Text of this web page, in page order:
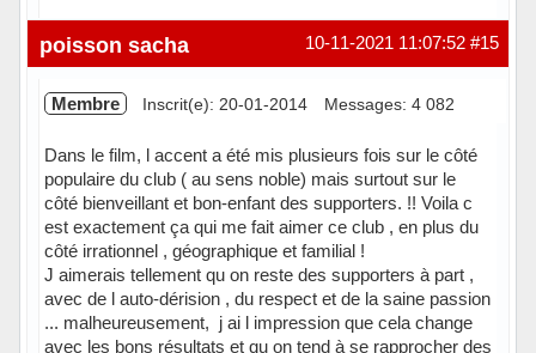
Hors ligne #15
10-11-2021 11:07:52
poisson sacha
Membre Inscrit(e): 20-01-2014 Messages: 4 082
Dans le film, l accent a été mis plusieurs fois sur le côté
populaire du club ( au sens noble) mais surtout sur le
côté bienveillant et bon-enfant des supporters. !! Voila c
est exactement ça qui me fait aimer ce club , en plus du
côté irrationnel , géographique et familial !
J aimerais tellement qu on reste des supporters à part ,
avec de l auto-dérision , du respect et de la saine passion
... malheureusement, j ai l impression que cela change
avec les bons résultats et qu on tend à se rapprocher des